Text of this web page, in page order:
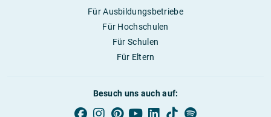
Für Ausbildungsbetriebe
Für Hochschulen
Für Schulen
Für Eltern
Besuch uns auch auf: